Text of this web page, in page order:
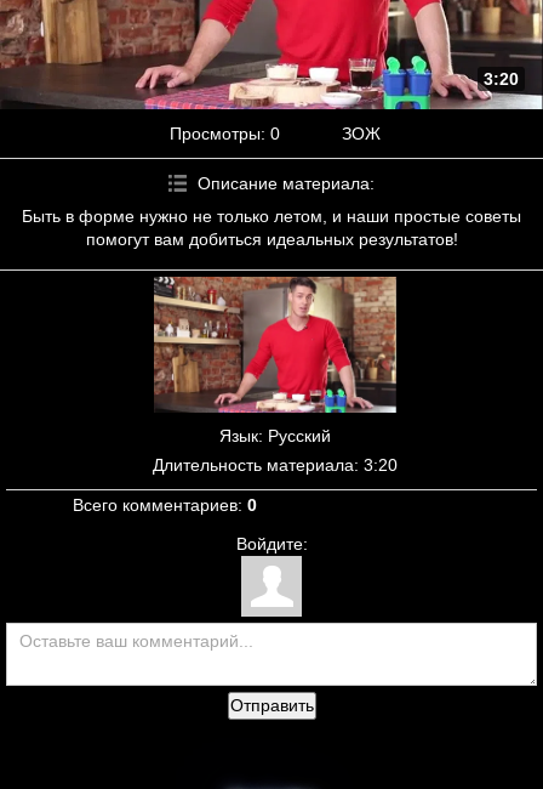
3:20
Просмотры: 0 ЗОЖ
Описание материала:
Быть в форме нужно не только летом, и наши простые советы
помогут вам добиться идеальных результатов!
Язык: Русский
Длительность материала: 3:20
Всего комментариев: 0
Войдите:
Отправить